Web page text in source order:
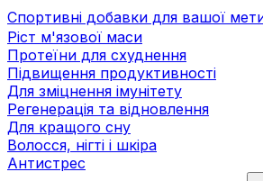
Спортивні добавки для вашої
Ріст м'язової маси
Протеїни для схуднення
Підвищення продуктивності
Для зміцнення імунітету
Регенерація та відновлення
Для кращого сну
Волосся, нігті і шкіра
Антистрес